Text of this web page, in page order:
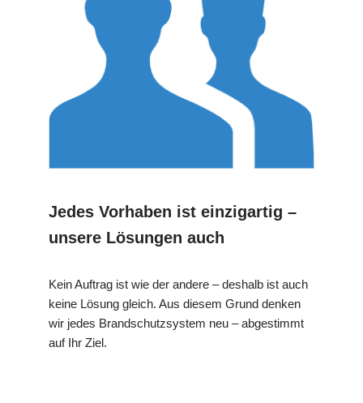
Jedes Vorhaben ist einzigartig –
unsere Lösungen auch
Kein Auftrag ist wie der andere – deshalb ist auch
keine Lösung gleich. Aus diesem Grund denken
wir jedes Brandschutzsystem neu – abgestimmt
auf Ihr Ziel.